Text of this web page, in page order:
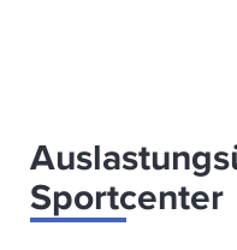
Sportcenter